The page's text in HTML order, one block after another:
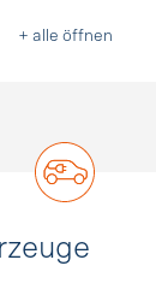
+ alle öffnen